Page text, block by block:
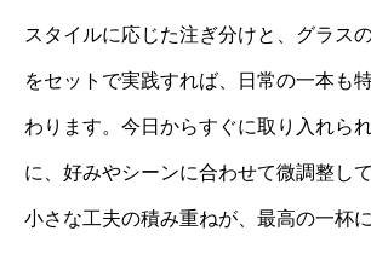
スタイルに応じた注ぎ分けと、グラス
をセットで実践すれば、日常の一本も
わります。今日からすぐに取り入れら
に、好みやシーンに合わせて微調整し
小さな工夫の積み重ねが、最高の一杯